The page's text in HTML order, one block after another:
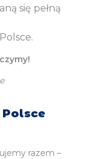
się pełną
razem –